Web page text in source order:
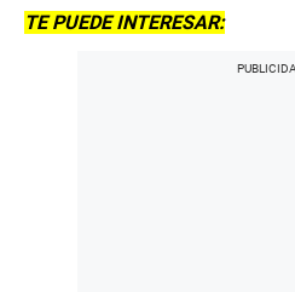
TE PUEDE INTERESAR: